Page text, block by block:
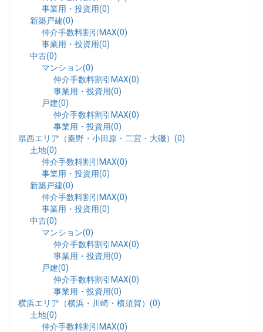
事業用・投資用(0)
新築戸建(0)
仲介手数料割引MAX(0)
事業用・投資用(0)
中古(0)
マンション(0)
仲介手数料割引MAX(0)
事業用・投資用(0)
戸建(0)
仲介手数料割引MAX(0)
事業用・投資用(0)
県西エリア（秦野・小田原・二宮・大磯）(0)
土地(0)
仲介手数料割引MAX(0)
事業用・投資用(0)
新築戸建(0)
仲介手数料割引MAX(0)
事業用・投資用(0)
中古(0)
マンション(0)
仲介手数料割引MAX(0)
事業用・投資用(0)
戸建(0)
仲介手数料割引MAX(0)
事業用・投資用(0)
横浜エリア（横浜・川崎・横須賀）(0)
土地(0)
仲介手数料割引MAX(0)